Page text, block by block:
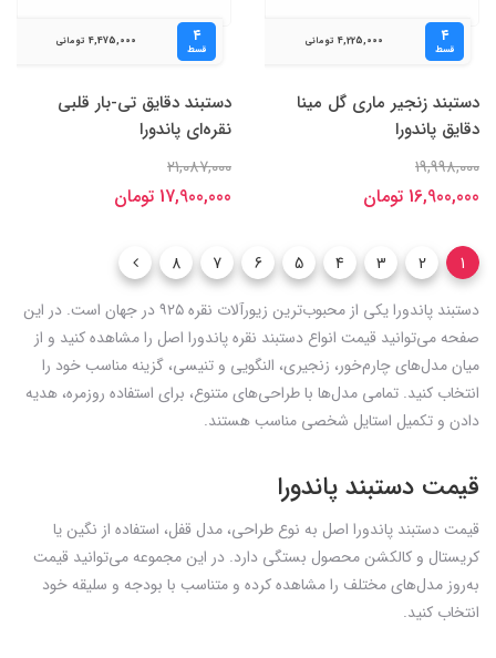
۴
قسط
4,225,000 تومانی
دستبند زنجیر ماری گل مینا
دقایق پاندورا
19,998,000
16,900,000 تومان
۴
قسط
4,475,000 تومانی
دستبند دقایق تی-بار قلبی
نقره‌ای پاندورا
21,087,000
17,900,000 تومان
1
2
3
4
5
6
7
8
دستبند پاندورا یکی از محبوب‌ترین زیورآلات نقره ۹۲۵ در جهان است. در این
صفحه می‌توانید قیمت انواع دستبند نقره پاندورا اصل را مشاهده کنید و از
میان مدل‌های چارم‌خور، زنجیری، النگویی و تنیسی، گزینه مناسب خود را
انتخاب کنید. تمامی مدل‌ها با طراحی‌های متنوع، برای استفاده روزمره، هدیه
دادن و تکمیل استایل شخصی مناسب هستند.
قیمت دستبند پاندورا
قیمت دستبند پاندورا اصل به نوع طراحی، مدل قفل، استفاده از نگین یا
کریستال و کالکشن محصول بستگی دارد. در این مجموعه می‌توانید قیمت
به‌روز مدل‌های مختلف را مشاهده کرده و متناسب با بودجه و سلیقه خود
انتخاب کنید.